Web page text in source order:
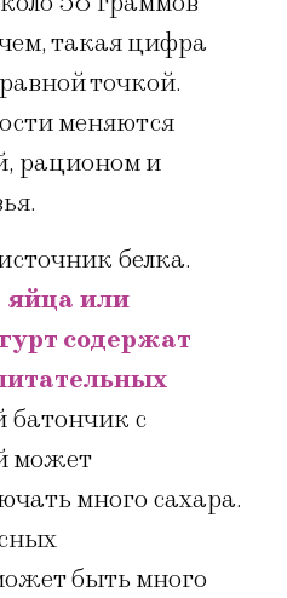
такая цифра
точкой.
меняются
рационом и
белка.
или
содержат
батончик с
может
много сахара.
быть много